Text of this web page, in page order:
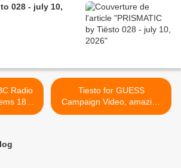
028 - july 10,
18
here !
Tiesto for GUESS
Campaign Video, amazing
!!!!! >